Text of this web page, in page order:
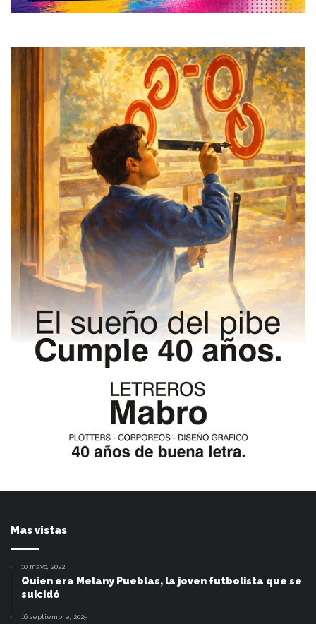
Mas vistas
10 mayo, 2022
Quien era Melany Pueblas, la joven futbolista que se
suicidó
16 septiembre, 2025